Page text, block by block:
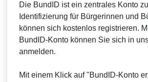
Die BundID ist ein zentrales Konto
Identifizierung für Bürgerinnen und
können sich kostenlos registrieren.
BundID-Konto können Sie sich in
anmelden.
Mit einem Klick auf "BundID-Konto